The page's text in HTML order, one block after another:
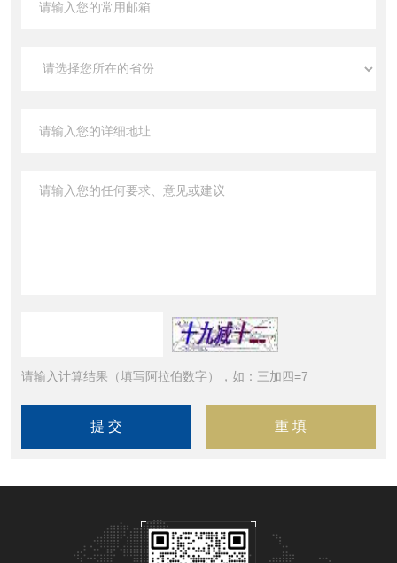
请输入计算结果（填写阿拉伯数字），如：三加四=7